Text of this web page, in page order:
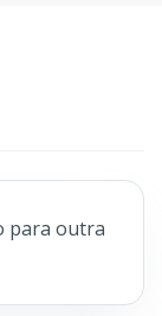
para outra